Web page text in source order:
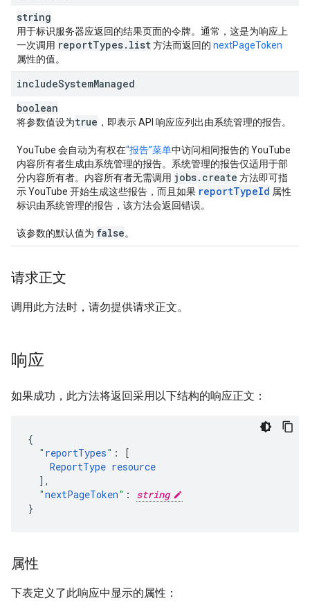
string
用于标识服务器应返回的结果页面的令牌。通常，这是为响应上
一次调用 reportTypes. list方法而返回的 nextPageToken
属性的值。
includeSystemManaged
boolean
将参数值设为true ，即表示 API 响应应列出由系统管理的报告。
YouTube 会自动为有权在“报告”菜单中访问相同报告的 YouTube
内容所有者生成由系统管理的报告。系统管理的报告仅适用于部
分内容所有者。内容所有者无需调用 jobs. create 方法即可指
示 YouTube 开始生成这些报告，而且如果 reportTypeId 属性
标识由系统管理的报告，该方法会返回错误。
该参数的默认值为 false。
请求正文
调用此方法时，请勿提供请求正文。
响应
如果成功，此方法将返回采用以下结构的响应正文：
" reportTypes" :
[
ReportType resource
],
"nextPageToken" :
string
}
属性
下表定义了此响应中显示的属性：